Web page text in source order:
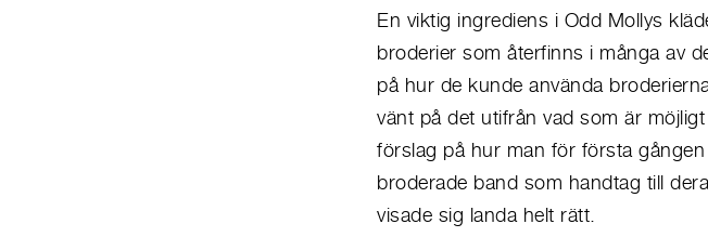
En viktig ingrediens i Odd Mollys
broderier som återfinns i många av
på hur de kunde använda
vänt på det utifrån vad som är
förslag på hur man för första
broderade band som handtag till
visade sig landa helt rätt.